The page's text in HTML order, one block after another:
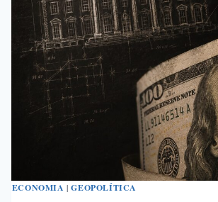
ECONOMIA |GEOPOLÍTICA